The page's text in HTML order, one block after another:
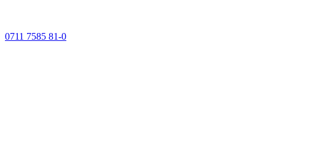
0711 7585 81-0